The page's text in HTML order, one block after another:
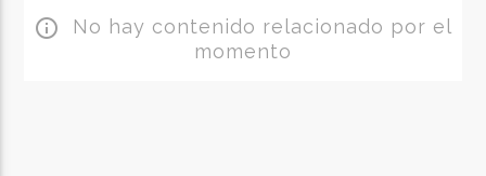
info_outline No hay contenido relacionado por el
momento